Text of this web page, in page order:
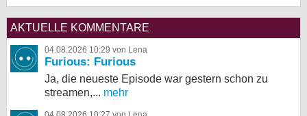
AKTUELLE KOMMENTARE
04.08.2026 10:29 von Lena
Furious: Furious
Ja, die neueste Episode war gestern schon zu
streamen,... mehr